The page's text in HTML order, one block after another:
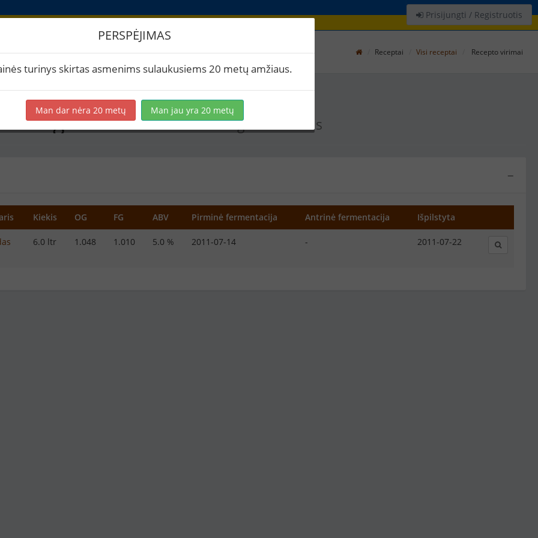
Prisijungti / Registruotis
Receptai Visi receptai Recepto virimai
gintarasAmerikietiškas gintarinis elis
−
Kiekis OG FG ABV Pirminė fermentacija Antrinė fermentacija Išpilstyta
6.0 ltr 1.048 1.010 5.0 % 2011-07-14 - 2011-07-22
PERSPĖJIMAS
turinys skirtas asmenims sulaukusiems 20 metų amžiaus.
Man dar nėra 20 metų Man jau yra 20 metų